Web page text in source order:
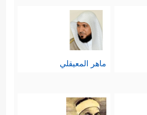
ماهر المعيقلي